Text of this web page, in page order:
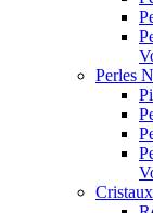
Perles